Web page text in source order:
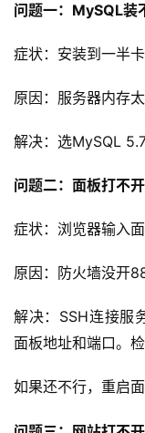
问题一：MySQL装
症状：安装到一半
原因：服务器内存
解决：选MySQL
问题二：面板打不开
症状：浏览器输入
原因：防火墙没开
解决：SSH连接服
面板地址和端口。
如果还不行，重启面